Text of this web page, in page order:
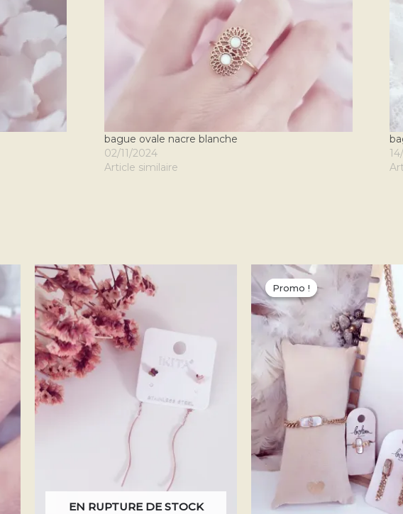
bague ovale nacre blanche
02/11/2024
Article similaire
EN RUPTURE DE STOCK
Promo !
Promo !
de
prix :
13,90 €
à
18,50 €
Ce
a